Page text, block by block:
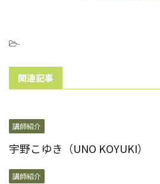
-
関連記事
講師紹介
宇野こゆき（UNO KOYUKI）
講師紹介